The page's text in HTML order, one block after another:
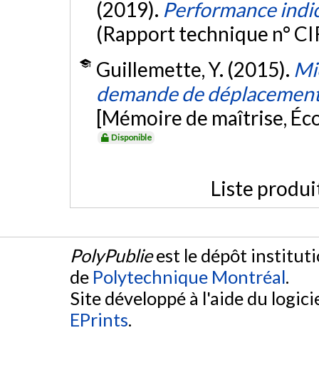
(2019). Performance
(Rapport technique n°
Guillemette, Y. (2015).
demande de
[Mémoire de maîtrise,
Disponible
Liste
PolyPublieest le dépôt
de Polytechnique Montréal.
Site développé à l'aide du
EPrints.